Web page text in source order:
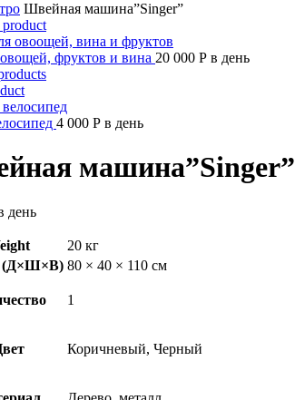
Швейная машина”Singer”
фруктов и вина 20 000 Р в день
4 000 Р в день
машина”Singer”
день
20 кг
(Д×Ш×В) 80 × 40 × 110 см
1
Коричневый, Черный